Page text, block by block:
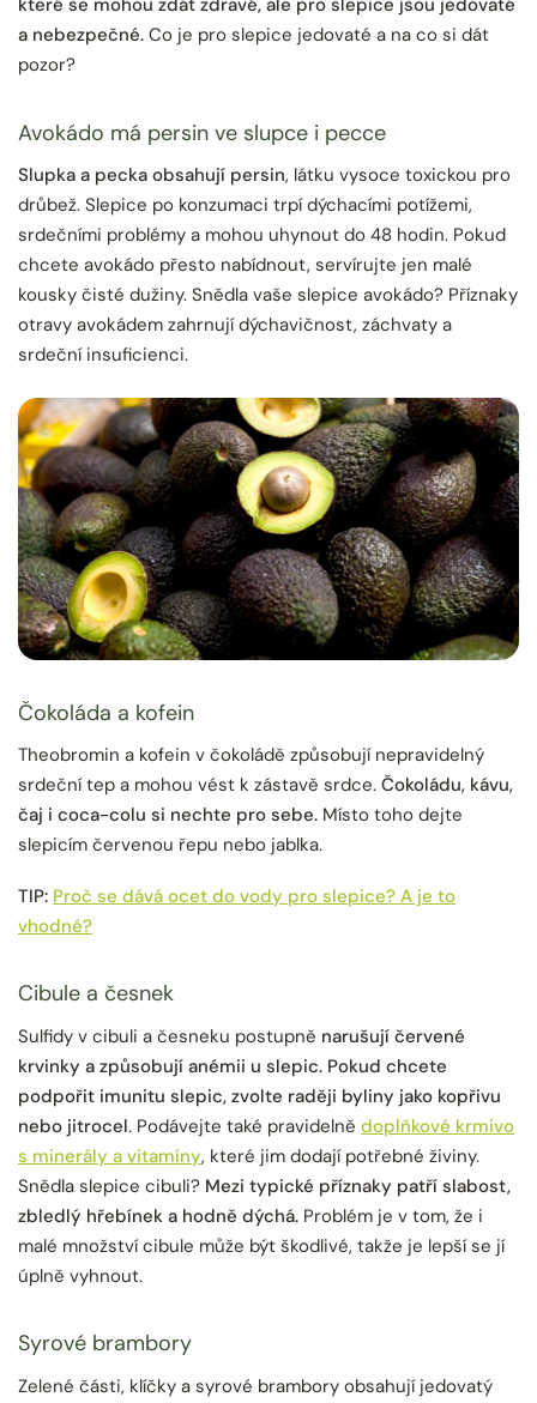
které se mohou zdát zdravé, ale pro slepice jsou jedovaté
a nebezpečné. Co je pro slepice jedovaté a na co si dát
pozor?
Avokádo má persin ve slupce i pecce
Slupka a pecka obsahují persin, látku vysoce toxickou pro
drůbež. Slepice po konzumaci trpí dýchacími potížemi,
srdečními problémy a mohou uhynout do 48 hodin. Pokud
chcete avokádo přesto nabídnout, servírujte jen malé
kousky čisté dužiny. Snědla vaše slepice avokádo? Příznaky
otravy avokádem zahrnují dýchavičnost, záchvaty a
srdeční insuficienci.
Čokoláda a kofein
Theobromin a kofein v čokoládě způsobují nepravidelný
srdeční tep a mohou vést k zástavě srdce. Čokoládu, kávu,
čaj i coca-colu si nechte pro sebe. Místo toho dejte
slepicím červenou řepu nebo jablka.
TIP: Proč se dává ocet do vody pro slepice? A je to
vhodné?
Cibule a česnek
Sulfidy v cibuli a česneku postupně narušují červené
krvinky a způsobují anémii u slepic. Pokud chcete
podpořit imunitu slepic, zvolte raději byliny jako kopřivu
nebo jitrocel. Podávejte také pravidelně doplňkové krmivo
s minerály a vitamíny, které jim dodají potřebné živiny.
Snědla slepice cibuli? Mezi typické příznaky patří slabost,
zbledlý hřebínek a hodně dýchá. Problém je v tom, že i
malé množství cibule může být škodlivé, takže je lepší se jí
úplně vyhnout.
Syrové brambory
Zelené části, klíčky a syrové brambory obsahují jedovatý